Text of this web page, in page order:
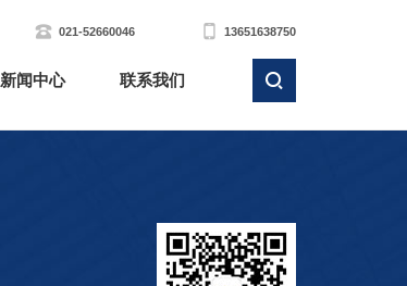
021-52660046 13651638750
新闻中心 联系我们